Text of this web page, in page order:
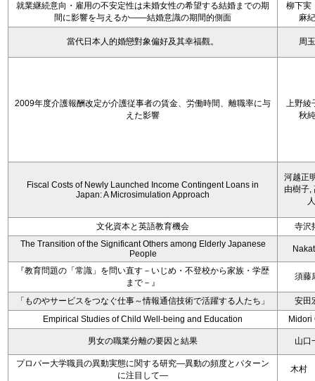
就業継続意向・雇用の不安定性は未婚女性の希望する結婚までの期
間に影響を与えるか――結婚意識の期間的側面
柳下実
麻
當代日本人的婚戀對象偏好及其幸福觀。 周
2009年度介護報酬改定が介護従事者の賃金、労働時間、離職率に与
えた影響
上野綾
秋
Fiscal Costs of Newly Launched Income Contingent Loans in
Japan: A Microsimulation Approach
河越正
由樹子,
人
文化資本と英語教育機会
寺沢
The Transition of the Significant Others among Elderly Japanese
People
『教育問題の「常識」を問い直す－いじめ・不登校から家族・学歴
まで－』
須藤
「ものやサービスをつなぐ仕事～情報通信技術で活躍する人たち」
安田
Empirical Studies of Child Well-being and Education
Midori
男女の職業分離の要因と結果 山口
プロパー大学職員の異動実態に関する研究―異動の頻度とパターン
に注目して―
木村